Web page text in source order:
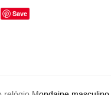
Save